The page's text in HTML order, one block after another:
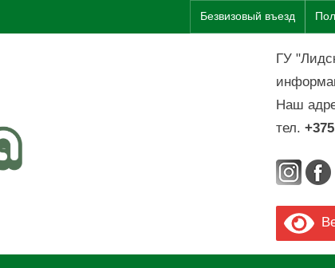
Безвизовый въезд
i
ГУ
Наш
тел.